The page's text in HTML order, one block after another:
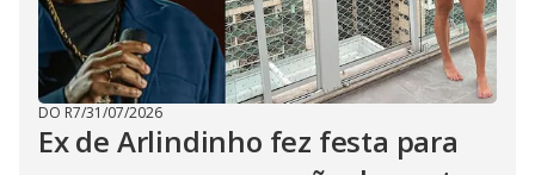
DO R7/31/07/2026
Ex de Arlindinho fez festa para